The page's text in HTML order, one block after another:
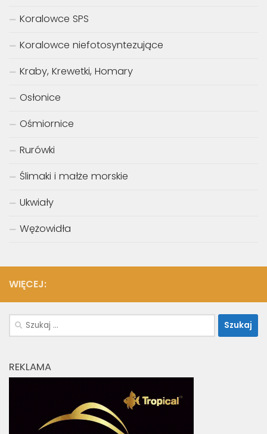
Koralowce SPS
Koralowce niefotosyntezujące
Kraby, Krewetki, Homary
Osłonice
Ośmiornice
Rurówki
Ślimaki i małże morskie
Ukwiały
Wężowidła
WIĘCEJ:
Szukaj:
REKLAMA